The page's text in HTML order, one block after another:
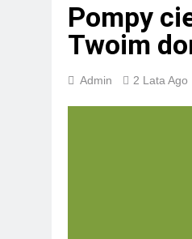
Pompy
Twoim
Admin 2 Lata Ago